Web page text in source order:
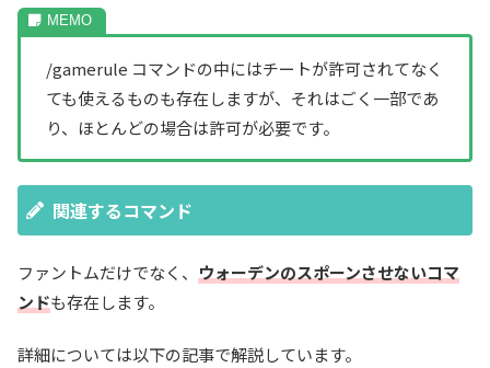
/gamerule コマンドの中にはチートが許可されてなく
ても使えるものも存在しますが、それはごく一部であ
り、ほとんどの場合は許可が必要です。
関連するコマンド
ファントムだけでなく、 ウォーデンのスポーンさせないコマ
ンドも存在します。
詳細については以下の記事で解説しています。